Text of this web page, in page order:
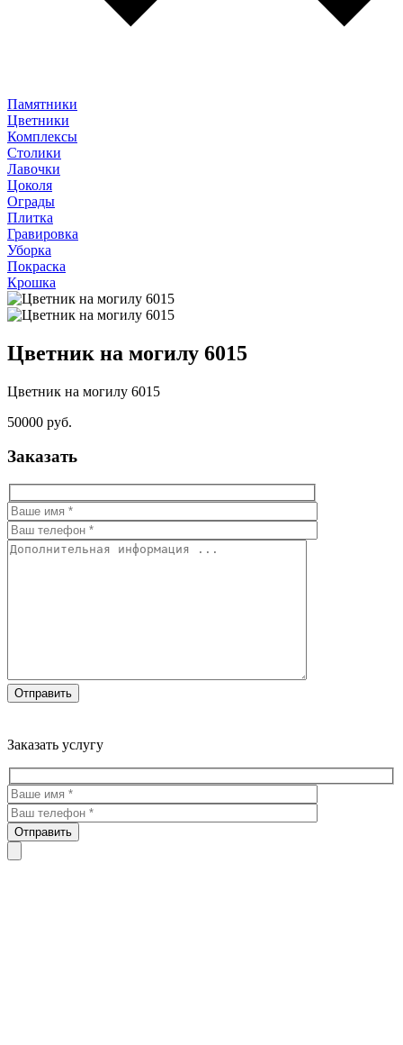
Памятники
Цветники
Комплексы
Столики
Лавочки
Цоколя
Ограды
Плитка
Гравировка
Уборка
Покраска
Крошка
Цветник на могилу 6015
Цветник на могилу 6015
50000 руб.
Заказать
Заказать услугу